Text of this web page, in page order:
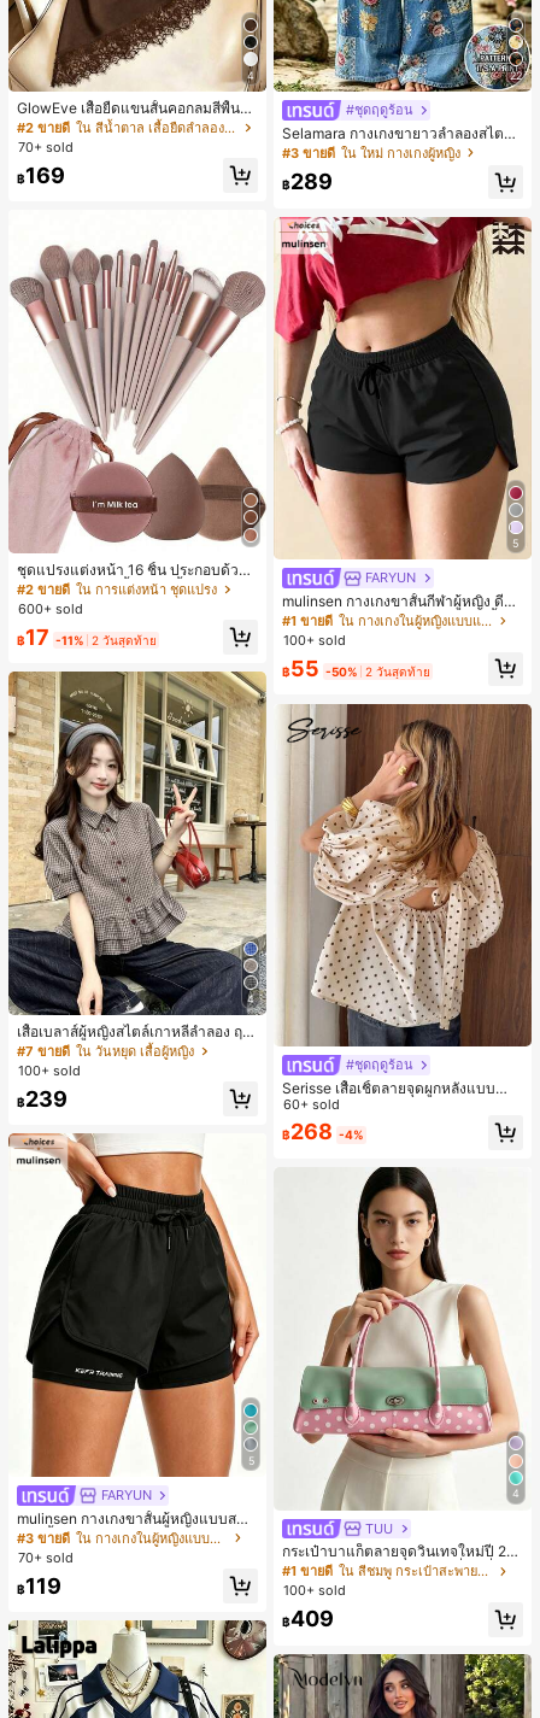
4
GlowEve เสื้อยืดแขนสั้นคอกลมสีพื้นลำ
ลองอเนกประสงค์สำหรับผู้หญิง
#2 ขายดี
ใน สีน้ำตาล เสื้อยืดลำลองพื้นฐาน
70+ sold
฿169
ชุดแปรงแต่งหน้า 16 ชิ้น ประกอบด้วยแ
ปรงแต่งหน้า 13 ชิ้น, ฟองน้ำแต่งหน้ารู
ปหยดน้ำ 1 ชิ้น, แปรงแป้งรองพื้นกลม 1
1 ชิ้น - ชุดคลาสสิก ทำจากขนสังเคราะ
หญิงและเด็กผู้หญิง เหมาะสำหรับฤดูใบ
ไม้ร่วงและฤดูหนาว
#2 ขายดี ใน การแต่งหน้า ชุดแปรง
600+ sold
฿17 -11% 2 วันสุดท้าย
4
เสื้อเบลาส์ผู้หญิงสไตล์เกาหลีลำลอง ฤดู
ใบไม้ผลิ/ฤดูร้อนใหม่ ชายระบาย ชิคแล
ะหรูหรา
#7 ขายดี ใน วันหยุด เสื้อผู้หญิง
100+ sold
฿239
5
FARYUN
mulinsen กางเกงขาสั้นผู้หญิงแบบสบา
ยๆ สีพื้น หลวม อเนกประสงค์ กางเกงขา
สั้นกีฬา 2-In-1 สำหรับวิ่ง ฟิตเนส และก
ารฝึกซ้อมกีฬาในฤดูร้อน
#3 ขายดี
ใน กางเกงในผู้หญิงแบบแอคทีฟ
70+ sold
฿119
22
#ชุดฤดูร้อน
Selamara กางเกงขายาวลำลองสไตล์โ
บฮีเมียนสำหรับพักผ่อน สีกากี ผิวสัมผัส
มีเท็กซ์เจอร์ เอวสูงทรงหลวม เอวยางยืด
พร้อมเชือกรูด ทรงขาตรงทิ้งตัว ขากว้า
ดินทาง
#3 ขายดี ใน ใหม่ กางเกงผู้หญิง
฿289
5
FARYUN
mulinsen กางเกงขาสั้นกีฬาผู้หญิง ดีไซ
น์ปลายเปิด เอวยืดหยุ่น กางเกงขาสั้น
ลำลองกีฬาฤดูร้อน ความยาว 3/4
#1 ขายดี
ใน กางเกงในผู้หญิงแบบแอคทีฟ
100+ sold
฿55 -50% 2 วันสุดท้าย
#ชุดฤดูร้อน
Serisse เสื้อเชิ้ตลายจุดผูกหลังแบบลำล
องสำหรับฤดูร้อน
60+ sold
฿268 -4%
4
TUU
กระเป๋าบาแก็ตลายจุดวินเทจใหม่ปี 20
26 สำหรับผู้หญิง กระเป๋าเจลลี่แฟชั่นสไ
ตล์หวาน ความจุขนาดใหญ่ กระเป๋าสะ
#1 ขายดี
ใน สีชมพู กระเป๋าสะพายผู้หญิง
100+ sold
฿409